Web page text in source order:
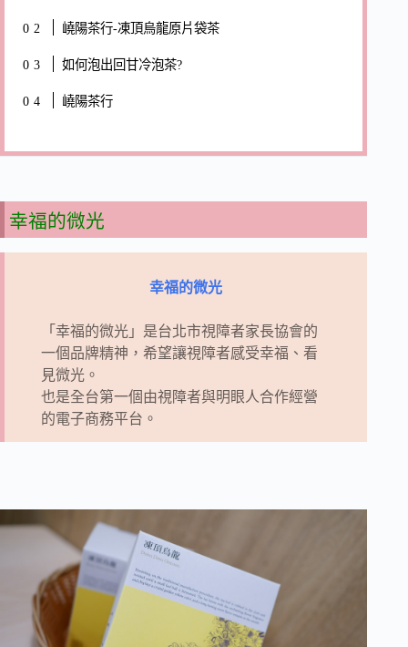
嶢陽茶行-凍頂烏龍原片袋茶
如何泡出回甘冷泡茶?
嶢陽茶行
幸福的微光
幸福的微光
「幸福的微光」是台北市視障者家長協會的
一個品牌精神，希望讓視障者感受幸福、看
見微光。
也是全台第一個由視障者與明眼人合作經營
的電子商務平台。